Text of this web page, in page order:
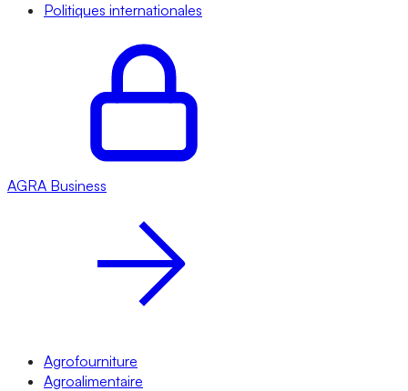
Politiques internationales
AGRA Business
Agrofourniture
Agroalimentaire